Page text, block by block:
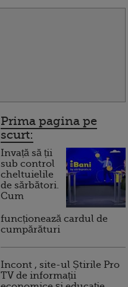
Prima pagina pe
scurt:
Invață să ții
sub control
cheltuielile
de sărbători.
Cum
funcționează cardul de
cumpărături
Incont , site-ul Știrile Pro
TV de informații